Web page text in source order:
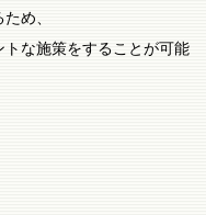
め、
な施策をすることが可能